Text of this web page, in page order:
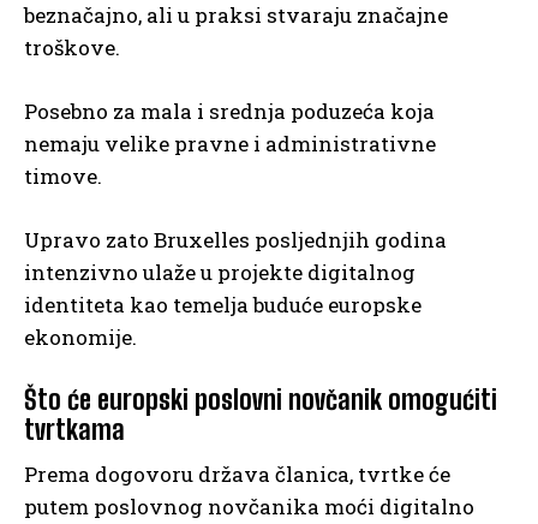
beznačajno, ali u praksi stvaraju značajne
troškove.
Posebno za mala i srednja poduzeća koja
nemaju velike pravne i administrativne
timove.
Upravo zato Bruxelles posljednjih godina
intenzivno ulaže u projekte digitalnog
identiteta kao temelja buduće europske
ekonomije.
Što će europski poslovni novčanik omogućiti
tvrtkama
Prema dogovoru država članica, tvrtke će
putem poslovnog novčanika moći digitalno